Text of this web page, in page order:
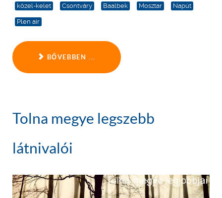
közel-kelet Csontváry Baalbek Mosztar Napút
Plen air
BŐVEBBEN ...
Tolna megye legszebb
látnivalói